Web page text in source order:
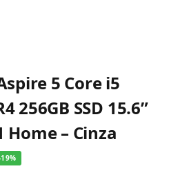
5 Core i5
256GB SSD 15.6”
Home – Cinza